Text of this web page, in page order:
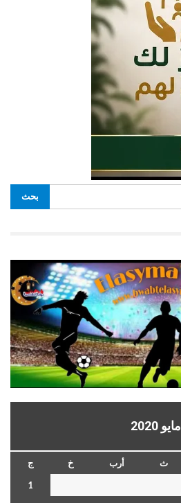
مايو 2020
ث أرب خ
ج
1